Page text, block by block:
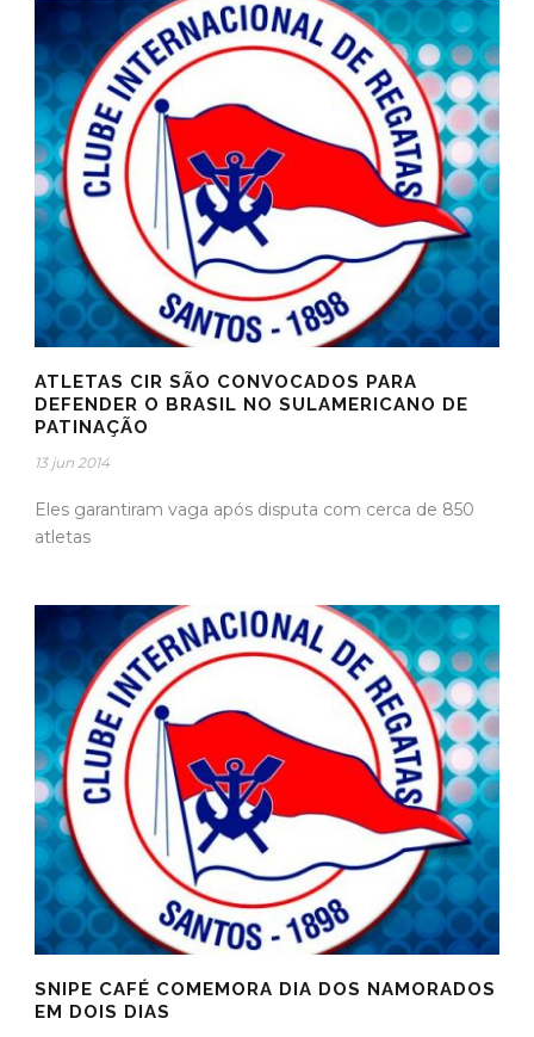
ATLETAS CIR SÃO CONVOCADOS PARA
DEFENDER O BRASIL NO SULAMERICANO DE
PATINAÇÃO
13 jun 2014
Eles garantiram vaga após disputa com cerca de 850
atletas
SNIPE CAFÉ COMEMORA DIA DOS NAMORADOS
EM DOIS DIAS